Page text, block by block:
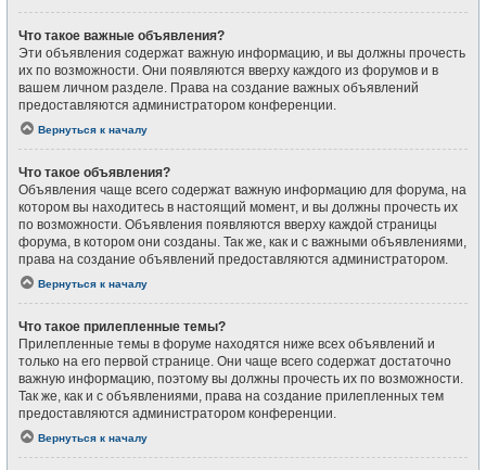
Что такое важные объявления?
Эти объявления содержат важную информацию, и вы должны прочесть
их по возможности. Они появляются вверху каждого из форумов и в
вашем личном разделе. Права на создание важных объявлений
предоставляются администратором конференции.
Вернуться к началу
Что такое объявления?
Объявления чаще всего содержат важную информацию для форума, на
котором вы находитесь в настоящий момент, и вы должны прочесть их
по возможности. Объявления появляются вверху каждой страницы
форума, в котором они созданы. Так же, как и с важными объявлениями,
права на создание объявлений предоставляются администратором.
Вернуться к началу
Что такое прилепленные темы?
Прилепленные темы в форуме находятся ниже всех объявлений и
только на его первой странице. Они чаще всего содержат достаточно
важную информацию, поэтому вы должны прочесть их по возможности.
Так же, как и с объявлениями, права на создание прилепленных тем
предоставляются администратором конференции.
Вернуться к началу